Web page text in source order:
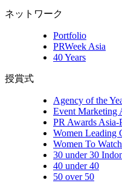
ネットワーク
Portfolio
PRWeek Asia
40 Years
授賞式
Agency of the
Event Marketing
PR Awards Asia-
Women Leading
Women To
30 under 30
40 under 40
50 over 50